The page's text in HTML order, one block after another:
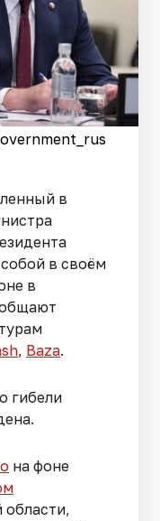
в
в своём
в
, Baza.
гибели
на фоне
области,